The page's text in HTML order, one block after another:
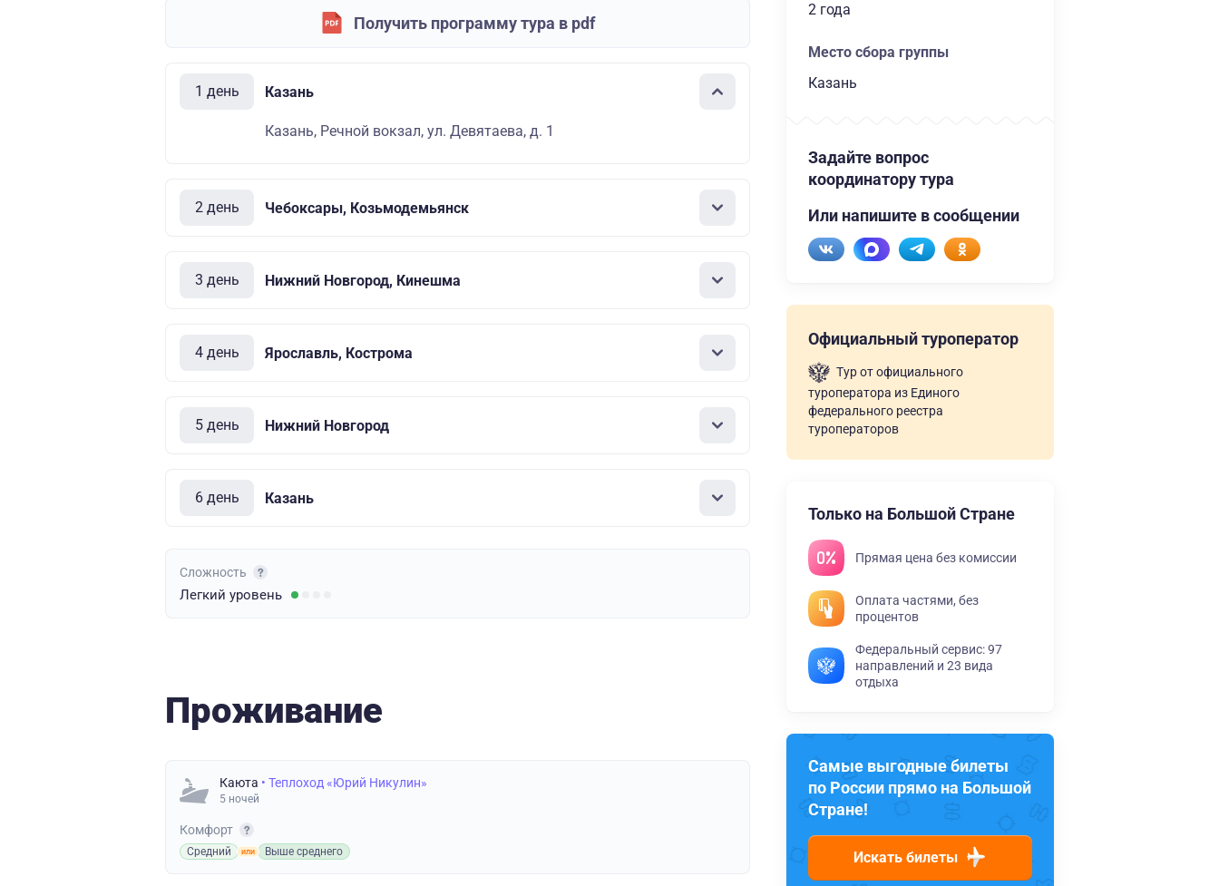
Получить программу тура в pdf
1 день Казань
Казань, Речной вокзал, ул. Девятаева, д. 1
2 день Чебоксары, Козьмодемьянск
3 день Нижний Новгород, Кинешма
4 день Ярославль, Кострома
5 день Нижний Новгород
6 день Казань
Сложность
Легкий уровень
Проживание
Каюта • Теплоход «Юрий Никулин»
5 ночей
Комфорт
Средний Выше среднего
2 года
Место сбора группы
Казань
Задайте вопрос
координатору тура
Или напишите в сообщении
Официальный туроператор
Тур от официального
туроператора из Единого
федерального реестра
туроператоров
Только на Большой Стране
Прямая цена без комиссии
Оплата частями, без
процентов
Федеральный сервис: 97
направлений и 23 вида
отдыха
Самые выгодные билеты
по России прямо на Большой
Стране!
Искать билеты